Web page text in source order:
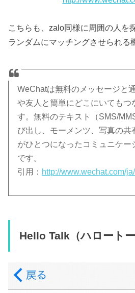
こちらも、zalo同様に周囲の人を
ランダムにマッチングさせられる
WeChatは無料のメッセージと
や友人と簡単にどこにいてもつ
す。無料のテキスト（SMS/
び出し、モーメンツ、写真の共
がひとつになったコミュニケー
です。
引用： http://www.wechat.com/ja/
Hello Talk（ハロートー